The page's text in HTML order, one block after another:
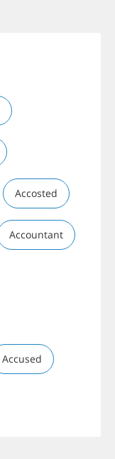
Accosted
Accountant
Accused